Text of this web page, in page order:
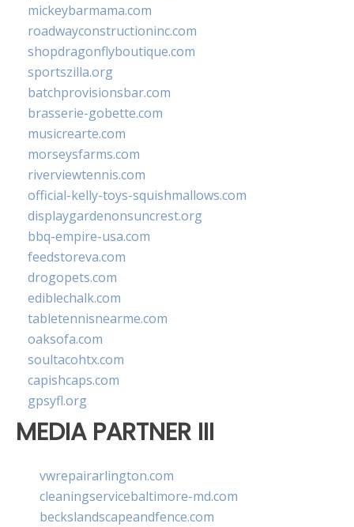
mickeybarmama.com
roadwayconstructioninc.com
shopdragonflyboutique.com
sportszilla.org
batchprovisionsbar.com
brasserie-gobette.com
musicrearte.com
morseysfarms.com
riverviewtennis.com
official-kelly-toys-squishmallows.com
displaygardenonsuncrest.org
bbq-empire-usa.com
feedstoreva.com
drogopets.com
ediblechalk.com
tabletennisnearme.com
oaksofa.com
soultacohtx.com
capishcaps.com
gpsyfl.org
MEDIA PARTNER III
vwrepairarlington.com
cleaningservicebaltimore-md.com
beckslandscapeandfence.com